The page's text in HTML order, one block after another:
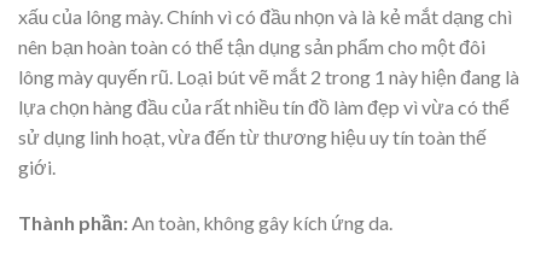
xấu của lông mày. Chính vì có đầu nhọn và là kẻ mắt dạng chì
nên bạn hoàn toàn có thể tận dụng sản phẩm cho một đôi
lông mày quyến rũ. Loại bút vẽ mắt 2 trong 1 này hiện đang là
lựa chọn hàng đầu của rất nhiều tín đồ làm đẹp vì vừa có thể
sử dụng linh hoạt, vừa đến từ thương hiệu uy tín toàn thế
giới.
Thành phần: An toàn, không gây kích ứng da.